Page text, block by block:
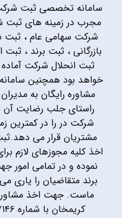
سامانه تخصصی ثبت
مجرب در زمینه های
شرکت سهامی عام ،
بازرگانی ، ثبت برند ،
ثبت انحلال شرکت آماده
خواهد بود همچنین
مشاوره رایگان به
راستای جلب رضایت آن
شرکت در را در کمترین
مشتریان قرار می
اخذ کلیه مجوزهای لازم
نموده و در تمامی
برند متقاضیان را
ماست. جهت اخذ
کریمخان با شماره ۰۲۱۸۷۱۴۶ تماس حاصل فرمایید.